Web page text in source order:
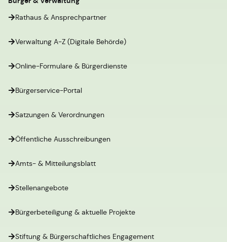
Rathaus & Ansprechpartner
Verwaltung A-Z (Digitale Behörde)
Online-Formulare & Bürgerdienste
Bürgerservice-Portal
Satzungen & Verordnungen
Öffentliche Ausschreibungen
Amts- & Mitteilungsblatt
Stellenangebote
Bürgerbeteiligung & aktuelle Projekte
Stiftung & Bürgerschaftliches Engagement